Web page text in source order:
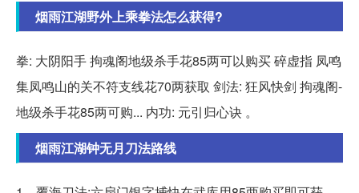
烟雨江湖野外上乘拳法怎么获得?
拳: 大阴阳手 拘魂阁地级杀手花85两可以购买 碎虚指 凤鸣
集凤鸣山的关不符支线花70两获取 剑法: 狂风快剑 拘魂阁-
地级杀手花85两可购... 内功: 元引归心诀 。
烟雨江湖钟无月刀法路线